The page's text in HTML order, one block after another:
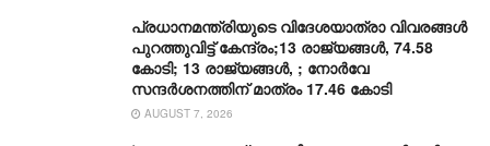
പ്രധാനമന്ത്രിയുടെ വിദേശയാത്രാ വിവരങ്ങൾ
പുറത്തുവിട്ട് കേന്ദ്രം;13 രാജ്യങ്ങൾ, 74.58
കോടി; 13 രാജ്യങ്ങൾ, ; നോർവേ
സന്ദർശനത്തിന് മാത്രം 17.46 കോടി
AUGUST 7, 2026